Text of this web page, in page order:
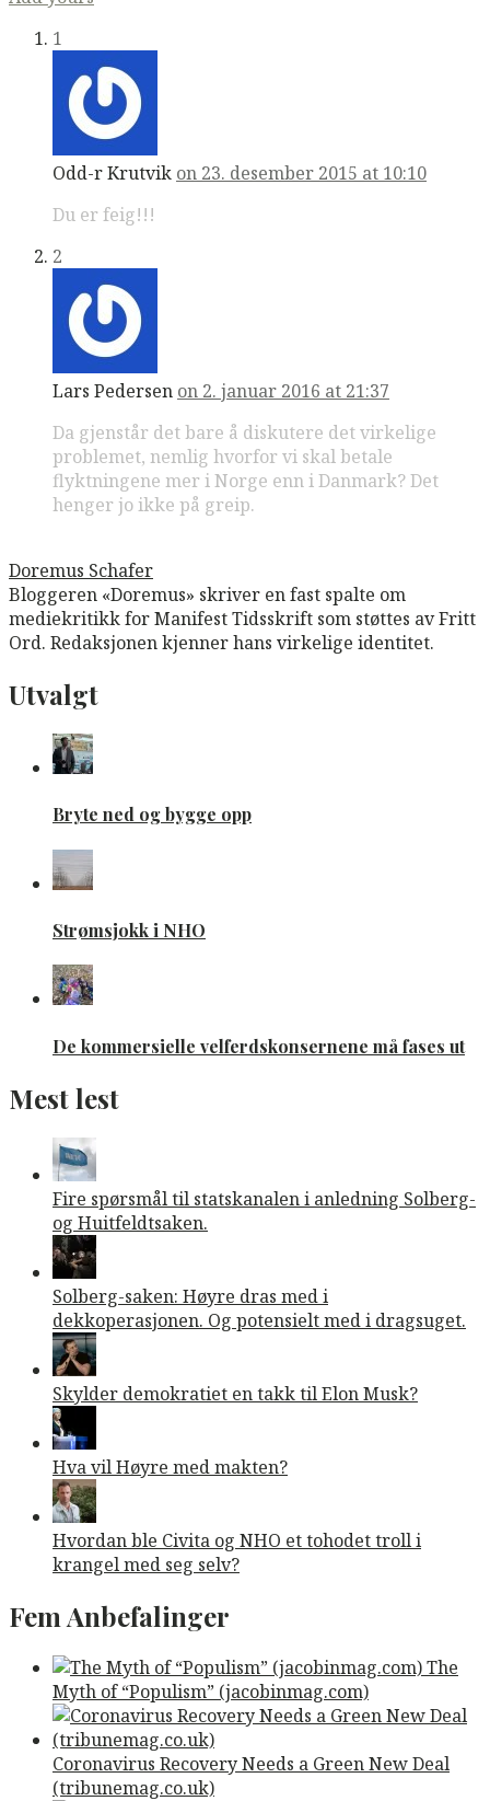
1
Odd-r Krutvik on 23. desember 2015 at 10:10
Du er feig!!!
2
Lars Pedersen on 2. januar 2016 at 21:37
Da gjenstår det bare å diskutere det virkelige
problemet, nemlig hvorfor vi skal betale
flyktningene mer i Norge enn i Danmark? Det
henger jo ikke på greip.
Doremus Schafer
Bloggeren «Doremus» skriver en fast spalte om
mediekritikk for Manifest Tidsskrift som støttes av Fritt
Ord. Redaksjonen kjenner hans virkelige identitet.
Utvalgt
Bryte ned og bygge opp
Strømsjokk i NHO
De kommersielle velferdskonsernene må fases ut
Mest lest
Fire spørsmål til statskanalen i anledning Solberg-
og Huitfeldtsaken.
Solberg-saken: Høyre dras med i
dekkoperasjonen. Og potensielt med i dragsuget.
Skylder demokratiet en takk til Elon Musk?
Hva vil Høyre med makten?
Hvordan ble Civita og NHO et tohodet troll i
krangel med seg selv?
Fem Anbefalinger
The
Myth of “Populism” (jacobinmag.com)
Coronavirus Recovery Needs a Green New Deal
(tribunemag.co.uk)